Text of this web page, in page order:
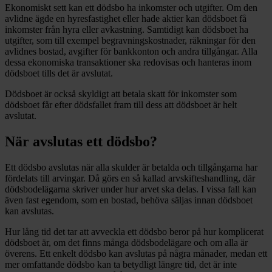
Ekonomiskt sett kan ett dödsbo ha inkomster och utgifter. Om den
avlidne ägde en hyresfastighet eller hade aktier kan dödsboet få
inkomster från hyra eller avkastning. Samtidigt kan dödsboet ha
utgifter, som till exempel begravningskostnader, räkningar för den
avlidnes bostad, avgifter för bankkonton och andra tillgångar. Alla
dessa ekonomiska transaktioner ska redovisas och hanteras inom
dödsboet tills det är avslutat.
Dödsboet är också skyldigt att betala skatt för inkomster som
dödsboet får efter dödsfallet fram till dess att dödsboet är helt
avslutat.
När avslutas ett dödsbo?
Ett dödsbo avslutas när alla skulder är betalda och tillgångarna har
fördelats till arvingar. Då görs en så kallad arvskifteshandling, där
dödsbodelägarna skriver under hur arvet ska delas. I vissa fall kan
även fast egendom, som en bostad, behöva säljas innan dödsboet
kan avslutas.
Hur lång tid det tar att avveckla ett dödsbo beror på hur komplicerat
dödsboet är, om det finns många dödsbodelägare och om alla är
överens. Ett enkelt dödsbo kan avslutas på några månader, medan ett
mer omfattande dödsbo kan ta betydligt längre tid, det är inte